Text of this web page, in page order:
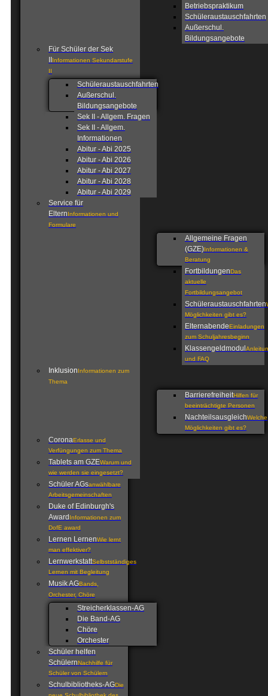
Betriebspraktikum
Schüleraustauschfahrten
Außerschul.
Bildungsangebote
Für Schüler der Sek
Informationen Sekundarstufe
II
Schüleraustauschfahrten
Außerschul.
Bildungsangebote
Sek II - Allgem. Fragen
Sek II - Allgem.
Informationen
Abitur - Abi 2025
Abitur - Abi 2026
Abitur - Abi 2027
Abitur - Abi 2028
Abitur - Abi 2029
Service für
ElternInformationen und
Formulare
Allgemeine Fragen
(GZE)Informationen &
Beratung
FortbildungenDas
aktuelle
Fortbildungsangebot
Schüleraustauschfahrten
Möglichkeiten gibt es?
ElternabendeEinladungen
zum Schuljahresbeginn
Klassengeldmodul
und FAQ
InklusionInformationen zum
Thema
BarrierefreiheitHilfen für
beeinträchtigte Personen
NachteilsausgleichWelche
Möglichkeiten gibt es?
CoronaErlasse und
Verfüngungen zum Thema
Tablets am GZEWarum und
wie werden sie eingesetzt?
Schüler AGsanwählbare
Arbeitsgemeinschaften
Duke of Edinburgh's
Award Informationen zum
DofE award
Lernen LernenWie lernt
man effektiver?
LernwerkstattSelbstständiges
Lernen mit Begleitung
Musik AGBands,
Orchester, Chöre
Streicherklassen-AG
Die Band-AG
Chöre
Orchester
Schüler helfen
SchülernNachhilfe für
Schüler von Schülern
Schulbibliotheks-AGDie